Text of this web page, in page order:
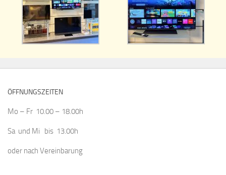
ÖFFNUNGSZEITEN
Mo – Fr 10.00 – 18.00h
Sa und Mi bis 13.00h
oder nach Vereinbarung